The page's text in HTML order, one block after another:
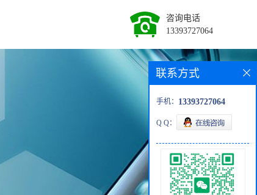
咨询电话
13393727064
联系方式
手机： 13393727064
Q Q：